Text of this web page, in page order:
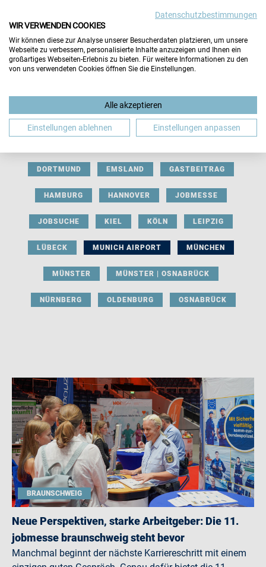
BERUFLICHE ORIENTIERUNG BEWERBUNG
DORTMUND EMSLAND GASTBEITRAG
HAMBURG HANNOVER JOBMESSE
JOBSUCHE KIEL KÖLN LEIPZIG
LÜBECK MUNICH AIRPORT MÜNCHEN
MÜNSTER MÜNSTER | OSNABRÜCK
NÜRNBERG OLDENBURG OSNABRÜCK
BRAUNSCHWEIG
Neue Perspektiven, starke Arbeitgeber: Die 11.
jobmesse braunschweig steht bevor
Manchmal beginnt der nächste Karriereschritt mit einem
Datenschutzbestimmungen
WIR VERWENDEN COOKIES
Wir können diese zur Analyse unserer Besucherdaten platzieren, um unsere
Webseite zu verbessern, personalisierte Inhalte anzuzeigen und Ihnen ein
großartiges Webseiten-Erlebnis zu bieten. Für weitere Informationen zu den
von uns verwendeten Cookies öffnen Sie die Einstellungen.
Alle akzeptieren
Einstellungen ablehnen Einstellungen anpassen